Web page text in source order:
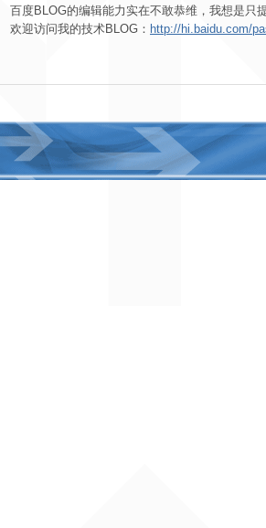
百度BLOG的编辑能力实在不敢恭维，我想是只
欢迎访问我的技术BLOG： http://hi.baidu.com/